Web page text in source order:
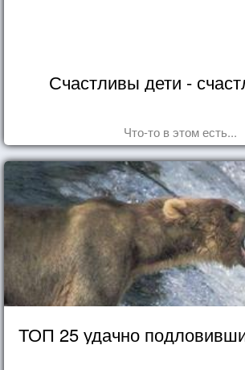
Счастливы дети -
Что-то в этом есть...
ТОП 25 удачно